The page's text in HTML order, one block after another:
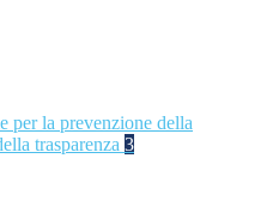
per la prevenzione della
trasparenza 3